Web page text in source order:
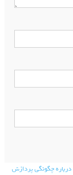
درباره چگونگی پردازش